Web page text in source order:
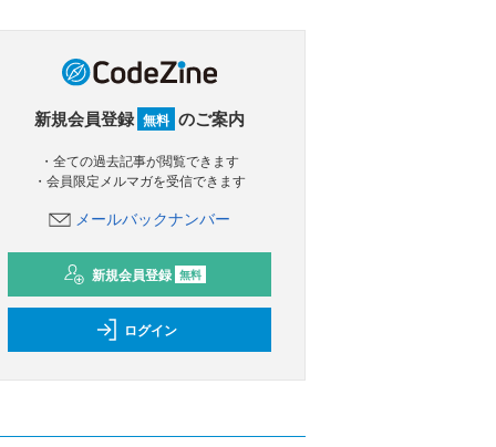
新規会員登録 無料 のご案内
・全ての過去記事が閲覧できます
・会員限定メルマガを受信できます
メールバックナンバー
新規会員登録 無料
ログイン